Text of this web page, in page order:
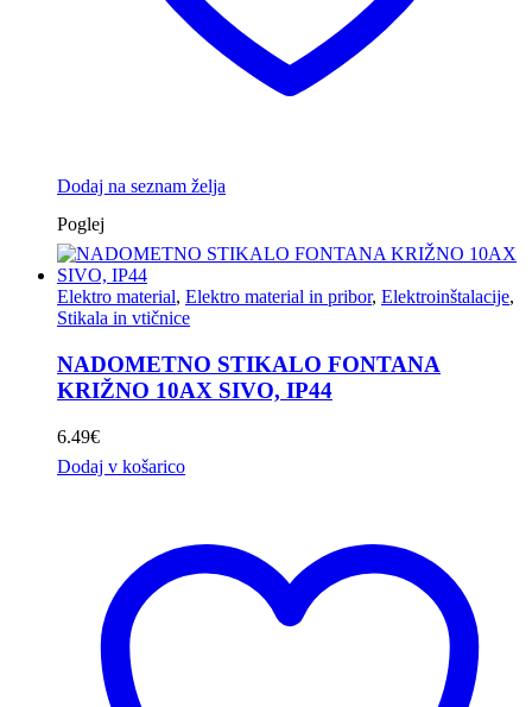
Dodaj na seznam želja
Poglej
Elektro material, Elektro material in pribor, Elektroinštalacije,
Stikala in vtičnice
NADOMETNO STIKALO FONTANA
KRIŽNO 10AX SIVO, IP44
6.49€
Dodaj v košarico